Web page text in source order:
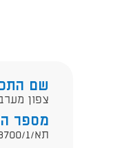
שם
צפון מערב תא
מספר
תא/3700/1